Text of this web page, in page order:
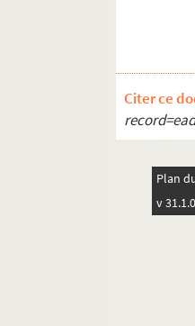
Citer ce
Plan
v 31.1.0